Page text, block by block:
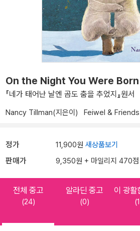
On the Night You Were
『네가 태어난 날엔 곰도 춤을 추었지』원서
Nancy Tillman(지은이) Feiwel & Friends
정가 11,900원 새상품보기
판매가 9,350원 + 마일리지 470점
전체 중고
(24)
알라딘 중고
(0)
이 광활